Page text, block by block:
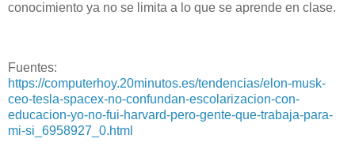
conocimiento ya no se limita a lo que se aprende en clase.
Fuentes:
https://computerhoy.20minutos.es/tendencias/elon-musk-
ceo-tesla-spacex-no-confundan-escolarizacion-con-
educacion-yo-no-fui-harvard-pero-gente-que-trabaja-para-
mi-si_6958927_0.html